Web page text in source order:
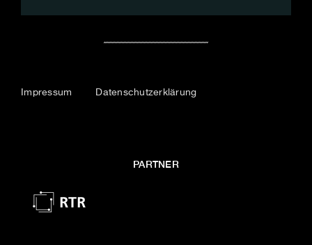
Impressum Datenschutzerklärung
PARTNER